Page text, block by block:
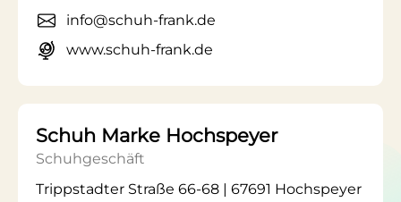
info@schuh-frank.de
www.schuh-frank.de
Schuh Marke Hochspeyer
Schuhgeschäft
Trippstadter Straße 66-68 | 67691 Hochspeyer